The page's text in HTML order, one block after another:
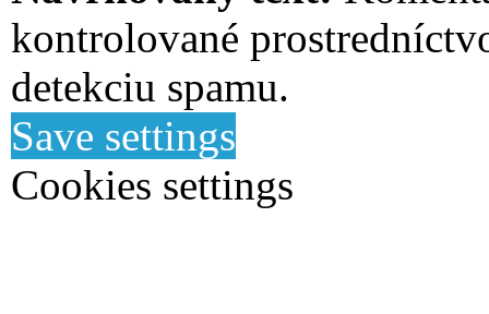
kontrolované
detekciu spamu.
Save settings
Cookies settings